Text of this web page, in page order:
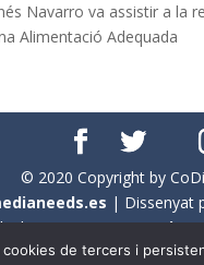
Navarro va assistir a la
Alimentació Adequada
© 2020 Copyright by
| Dissenyat
drets reservats a
Avís per cookies
de tercers i